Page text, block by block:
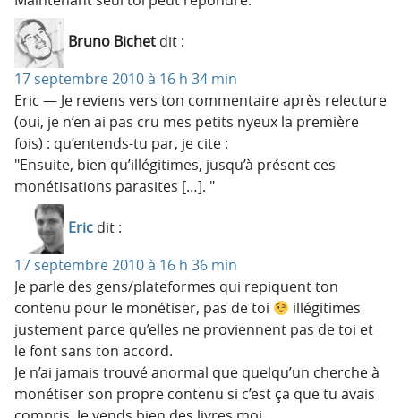
Bruno Bichet dit :
17 septembre 2010 à 16 h 34 min
Eric — Je reviens vers ton commentaire après relecture
(oui, je n’en ai pas cru mes petits nyeux la première
fois) : qu’entends-tu par, je cite :
Ensuite, bien qu’illégitimes, jusqu’à présent ces
monétisations parasites […].
Eric dit :
17 septembre 2010 à 16 h 36 min
Je parle des gens/plateformes qui repiquent ton
contenu pour le monétiser, pas de toi
illégitimes
justement parce qu’elles ne proviennent pas de toi et
le font sans ton accord.
Je n’ai jamais trouvé anormal que quelqu’un cherche à
monétiser son propre contenu si c’est ça que tu avais